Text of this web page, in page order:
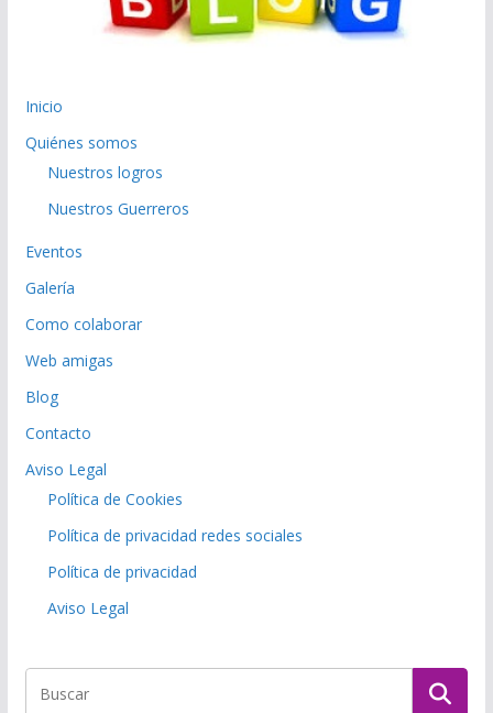
Inicio
Quiénes somos
Nuestros logros
Nuestros Guerreros
Eventos
Galería
Como colaborar
Web amigas
Blog
Contacto
Aviso Legal
Política de Cookies
Política de privacidad redes sociales
Política de privacidad
Aviso Legal